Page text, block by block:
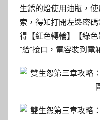
生銹的燈使用油瓶，
索，得知打開左邊密
得【紅色轉輪】【綠
“給”接口，電容裝到電